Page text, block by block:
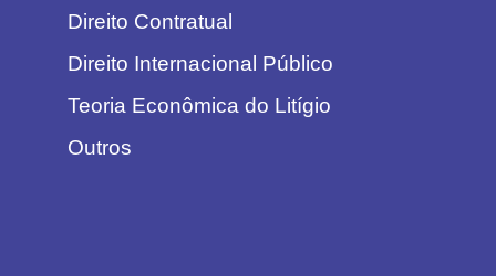
Direito Contratual
Direito Internacional Público
Teoria Econômica do Litígio
Outros